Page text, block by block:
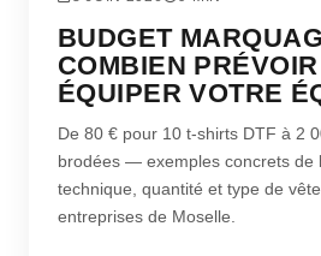
BUDGET
COMBIEN
ÉQUIPER VOTRE
De 80 € pour 10 t-shirts DTF à 2
brodées — exemples concrets de
technique, quantité et type de
entreprises de Moselle.